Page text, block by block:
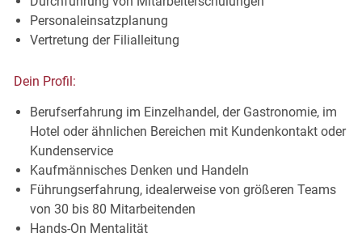
Personaleinsatzplanung
Vertretung der Filialleitung
Dein Profil:
Berufserfahrung im Einzelhandel, der Gastronomie, im
Hotel oder ähnlichen Bereichen mit Kundenkontakt oder
Kundenservice
Kaufmännisches Denken und Handeln
Führungserfahrung, idealerweise von größeren Teams
von 30 bis 80 Mitarbeitenden
Hands-On Mentalität